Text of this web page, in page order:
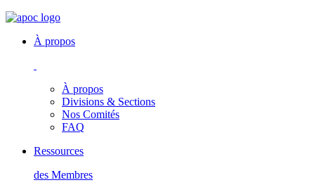
À propos
À propos
Divisions & Sections
Nos Comités
FAQ
Ressources
des Membres